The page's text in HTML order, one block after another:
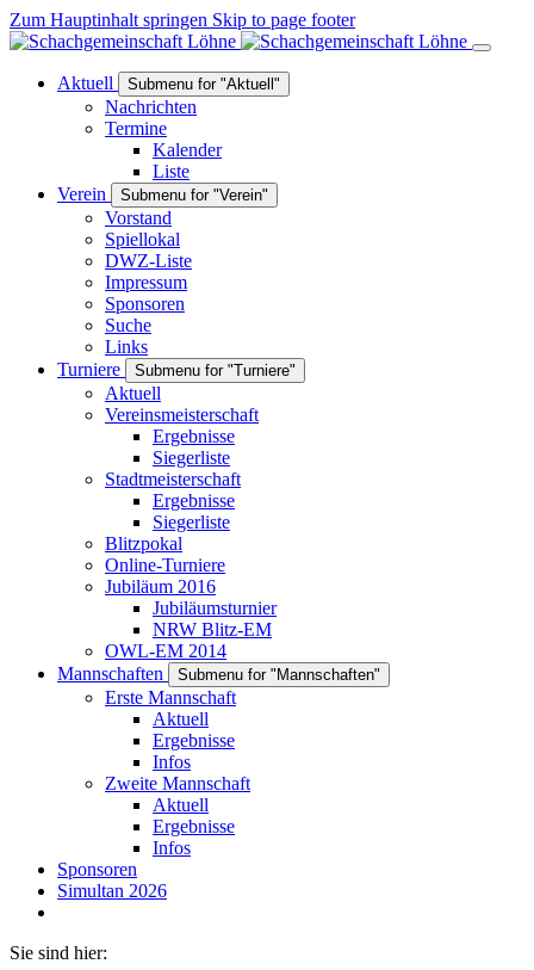
Zum Hauptinhalt springen Skip to page footer
Aktuell Submenu for "Aktuell"
Nachrichten
Termine
Kalender
Liste
Verein
Submenu for "Verein"
Vorstand
Spiellokal
DWZ-Liste
Impressum
Sponsoren
Suche
Links
Turniere
Submenu for "Turniere"
Aktuell
Vereinsmeisterschaft
Ergebnisse
Siegerliste
Stadtmeisterschaft
Ergebnisse
Siegerliste
Blitzpokal
Online-Turniere
Jubiläum 2016
Jubiläumsturnier
NRW Blitz-EM
OWL-EM 2014
Mannschaften
Submenu for "Mannschaften"
Erste Mannschaft
Aktuell
Ergebnisse
Infos
Zweite Mannschaft
Aktuell
Ergebnisse
Infos
Sponsoren
Simultan 2026
Sie sind hier: